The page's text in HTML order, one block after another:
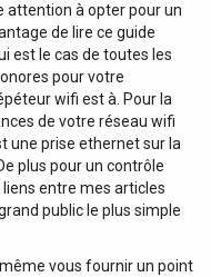
attention à opter pour un
de lire ce guide
est le cas de toutes les
pour votre
wifi est à. Pour la
de votre réseau wifi
une prise ethernet sur la
plus pour un contrôle
entre mes articles
public le plus simple
vous fournir un point